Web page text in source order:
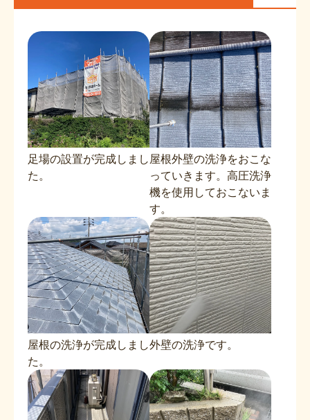
足場の設置が完成しまし
た。
屋根外壁の洗浄をおこな
っていきます。高圧洗浄
機を使用しておこないま
す。
屋根の洗浄が完成しまし
た。
外壁の洗浄です。